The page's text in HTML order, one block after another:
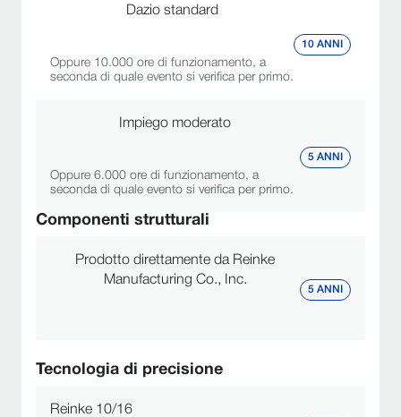
Dazio standard
Oppure 10.000 ore di funzionamento, a
seconda di quale evento si verifica per primo.
10 ANNI
Impiego moderato
Oppure 6.000 ore di funzionamento, a
seconda di quale evento si verifica per primo.
5 ANNI
Componenti strutturali
Prodotto direttamente da Reinke
Manufacturing Co., Inc.
5 ANNI
Tecnologia di precisione
Reinke 10/16